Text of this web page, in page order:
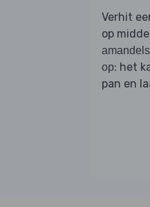
Verhit
op
op: het
pan en